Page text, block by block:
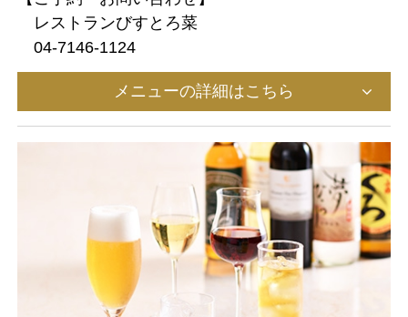
レストランびすとろ菜
04-7146-1124
メニューの詳細はこちら